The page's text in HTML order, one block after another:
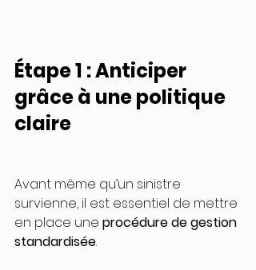
Étape 1 : Anticiper
grâce à une politique
claire
Avant même qu’un sinistre
survienne, il est essentiel de mettre
en place une procédure de gestion
standardisée.